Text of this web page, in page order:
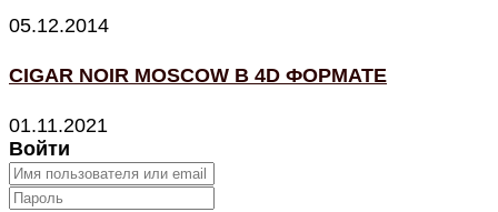
05.12.2014
CIGAR NOIR MOSCOW В 4D ФОРМАТЕ
01.11.2021
Войти